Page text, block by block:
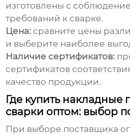
изготовлены с
требований к сварке.
Цена: сравните цены
и выберите наиболее
Наличие сертификатов:
сертификатов
качество продукции.
Где купить накладные
сварки оптом: выбор
При выборе поставщика